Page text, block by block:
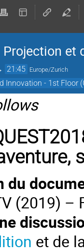
Projection et
21:45 Europe/Zurich
Innovation - 1st Floor
du
(2019) –
et de